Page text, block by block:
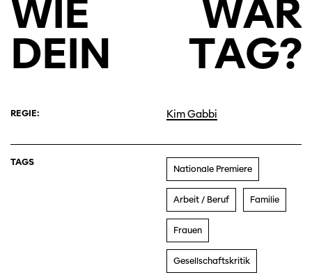
WIE WAR
DEIN TAG?
REGIE: Kim Gabbi
TAGS
Nationale Premiere
Arbeit / Beruf Familie
Frauen
Gesellschaftskritik